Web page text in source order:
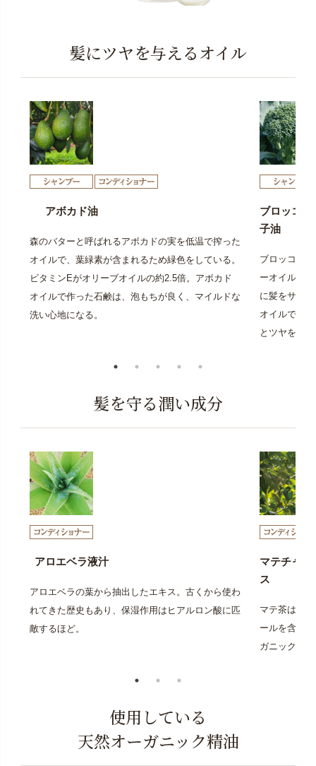
髪にツヤを与えるオイル
アボカド油
森のバターと呼ばれるアボカドの実を低温で搾った
オイルで、葉緑素が含まれるため緑色をしている。
ビタミンEがオリーブオイルの約2.5倍。アボカド
オイルで作った石鹸は、泡もちが良く、マイルドな
洗い心地になる。
ブロッコリ
子油
ブロッコリ
ーオイルの
に髪をサラ
オイルであ
とツヤを与
髪を守る潤い成分
アロエベラ液汁
アロエベラの葉から抽出したエキス。古くから使わ
れてきた歴史もあり、保湿作用はヒアルロン酸に匹
敵するほど。
マテチャ葉
ス
マテ茶は「
ールを含み
ガニックの
使用している
天然オーガニック精油